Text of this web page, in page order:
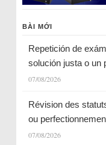
BÀI MỚI
Repetición de
solución justa o un
07/08/2026
Révision des
ou
07/08/2026